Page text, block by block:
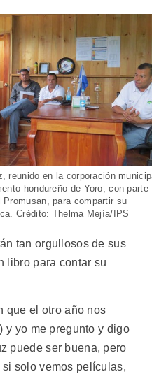
reunido en la corporación
hondureño de Yoro, con parte
para compartir su
Crédito: Thelma Mejía/IPS
tan orgullosos de sus
libro para contar su
que el otro año nos
y yo me pregunto y digo
puede ser buena, pero
solo vemos películas,